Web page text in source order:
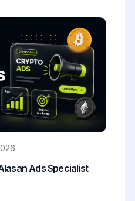
Ads Specialist